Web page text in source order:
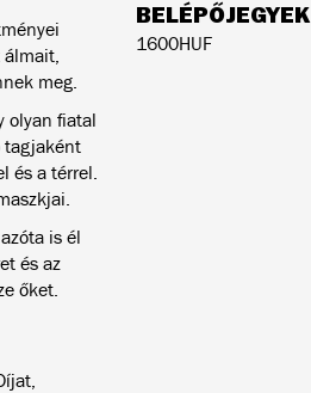
BELÉPŐJEGYEK
1600HUF
álmait,
meg.
olyan fiatal
tagjaként
és a térrel.
is él
és az
őket.